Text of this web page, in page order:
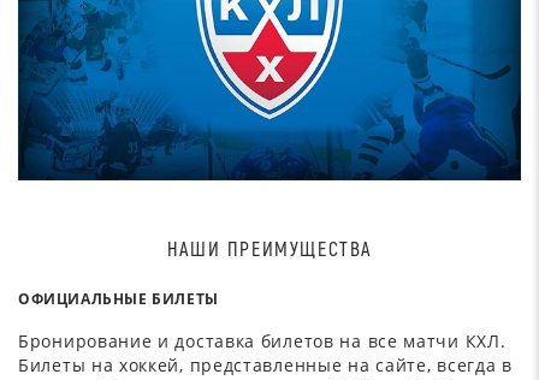
НАШИ ПРЕИМУЩЕСТВА
ОФИЦИАЛЬНЫЕ БИЛЕТЫ
Бронирование и доставка билетов на все матчи КХЛ.
Билеты на хоккей, представленные на сайте, всегда в